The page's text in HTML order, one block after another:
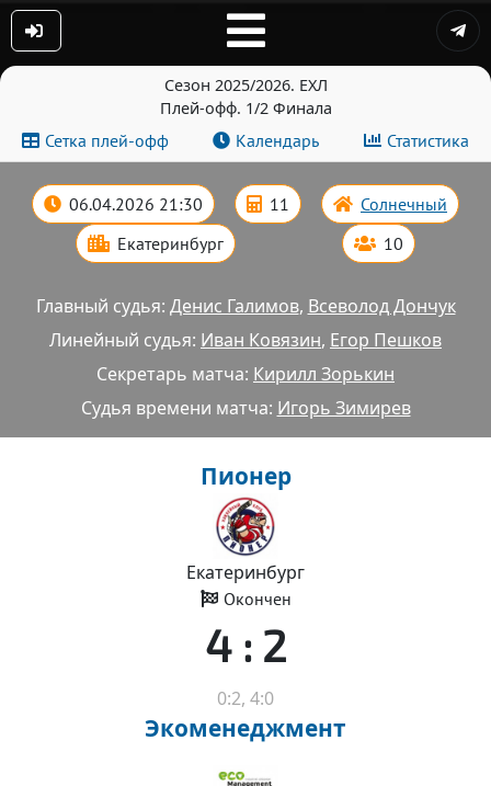
Сезон 2025/2026. ЕХЛ
Плей-офф. 1/2 Финала
Сетка плей-офф Календарь Статистика
06.04.2026 21:30 11 Солнечный
Екатеринбург 10
Главный судья: Денис Галимов, Всеволод Дончук
Линейный судья: Иван Ковязин, Егор Пешков
Секретарь матча: Кирилл Зорькин
Судья времени матча: Игорь Зимирев
Пионер
Екатеринбург
Окончен
4 : 2
0:2, 4:0
Экоменеджмент